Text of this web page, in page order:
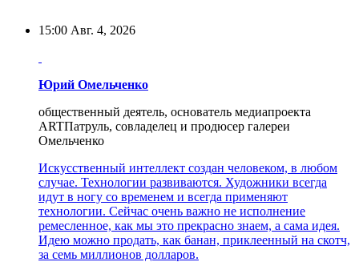
15:00 Авг. 4, 2026
Юрий Омельченко
общественный деятель, основатель медиапроекта
ARTПатруль, совладелец и продюсер галереи
Омельченко
Искусственный интеллект создан человеком, в любом
случае. Технологии развиваются. Художники всегда
идут в ногу со временем и всегда применяют
технологии. Сейчас очень важно не исполнение
ремесленное, как мы это прекрасно знаем, а сама идея.
Идею можно продать, как банан, приклеенный на скотч,
за семь миллионов долларов.